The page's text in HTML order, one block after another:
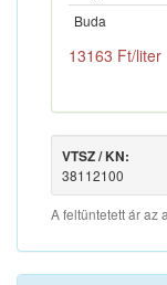
Buda
13163 Ft/liter
VTSZ / KN:
38112100
A feltüntetett ár az